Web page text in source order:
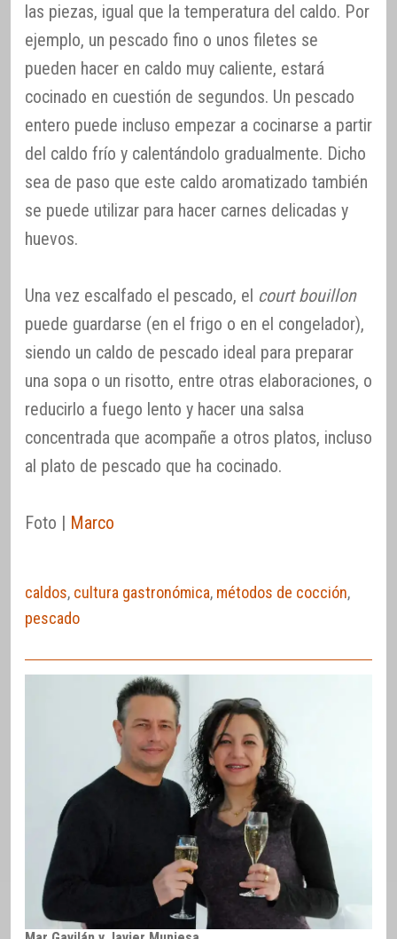
las piezas, igual que la temperatura del caldo. Por
ejemplo, un pescado fino o unos filetes se
pueden hacer en caldo muy caliente, estará
cocinado en cuestión de segundos. Un pescado
entero puede incluso empezar a cocinarse a partir
del caldo frío y calentándolo gradualmente. Dicho
sea de paso que este caldo aromatizado también
se puede utilizar para hacer carnes delicadas y
huevos.
Una vez escalfado el pescado, el court bouillon
puede guardarse (en el frigo o en el congelador),
siendo un caldo de pescado ideal para preparar
una sopa o un risotto, entre otras elaboraciones, o
reducirlo a fuego lento y hacer una salsa
concentrada que acompañe a otros platos, incluso
al plato de pescado que ha cocinado.
Foto | Marco
caldos, cultura gastronómica, métodos de cocción,
pescado